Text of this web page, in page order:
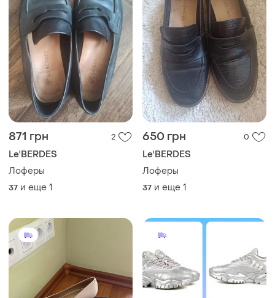
871 грн 2
Le'BERDES
Лоферы
37 и еще 1
650 грн 0
Le'BERDES
Лоферы
37 и еще 1